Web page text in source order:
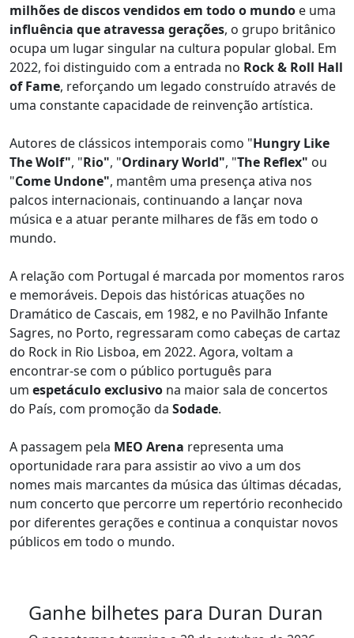
milhões de discos vendidos em todo o mundo e uma
influência que atravessa gerações, o grupo britânico
ocupa um lugar singular na cultura popular global. Em
2022, foi distinguido com a entrada no Rock & Roll Hall
of Fame, reforçando um legado construído através de
uma constante capacidade de reinvenção artística.
Autores de clássicos intemporais como "Hungry Like
The Wolf", "Rio", "Ordinary World", "The Reflex" ou
"Come Undone", mantêm uma presença ativa nos
palcos internacionais, continuando a lançar nova
música e a atuar perante milhares de fãs em todo o
mundo.
A relação com Portugal é marcada por momentos raros
e memoráveis. Depois das históricas atuações no
Dramático de Cascais, em 1982, e no Pavilhão Infante
Sagres, no Porto, regressaram como cabeças de cartaz
do Rock in Rio Lisboa, em 2022. Agora, voltam a
encontrar-se com o público português para
um espetáculo exclusivo na maior sala de concertos
do País, com promoção da Sodade.
A passagem pela MEO Arena representa uma
oportunidade rara para assistir ao vivo a um dos
nomes mais marcantes da música das últimas décadas,
num concerto que percorre um repertório reconhecido
por diferentes gerações e continua a conquistar novos
públicos em todo o mundo.
Ganhe bilhetes para Duran Duran